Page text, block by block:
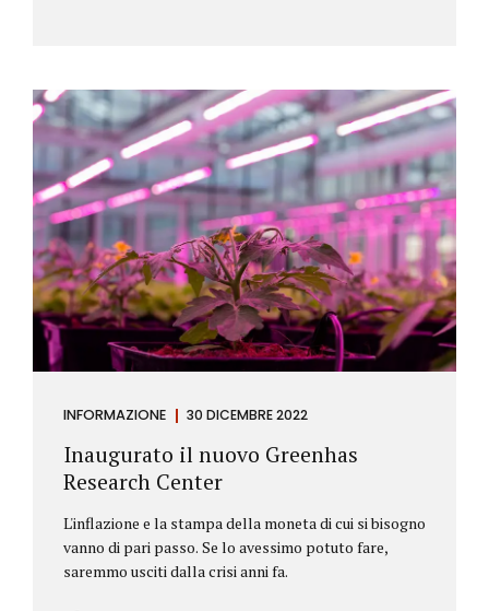
INFORMAZIONE 30 DICEMBRE 2022
Inaugurato il nuovo Greenhas
Research Center
L'inflazione e la stampa della moneta di cui si bisogno
vanno di pari passo. Se lo avessimo potuto fare,
saremmo usciti dalla crisi anni fa.